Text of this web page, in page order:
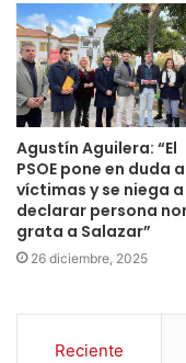
Agustín Aguilera: “El
PSOE pone en duda
víctimas y se niega a
declarar persona
grata a Salazar”
26 diciembre, 2025
Reciente